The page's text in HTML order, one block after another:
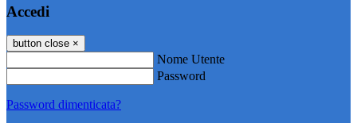
Accedi
button close ×
Nome Utente
Password
Password dimenticata?